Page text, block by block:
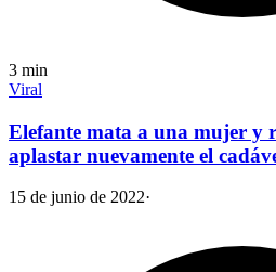
3 min
Viral
Elefante mata a una mujer y
aplastar nuevamente el
15 de junio de 2022·